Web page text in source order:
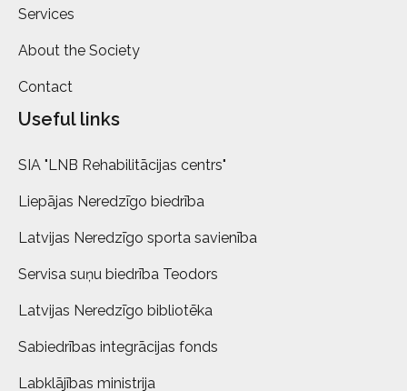
Services
About the Society
Contact
Useful links
SIA "LNB Rehabilitācijas centrs"
Liepājas Neredzīgo biedrība
Latvijas Neredzīgo sporta savienība
Servisa suņu biedrība Teodors
Latvijas Neredzīgo bibliotēka
Sabiedrības integrācijas fonds
Labklājības ministrija